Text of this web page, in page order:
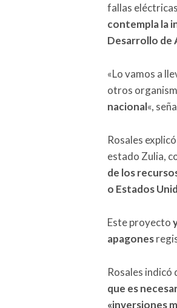
fallas
contempla la
Desarrollo de
«Lo vamos a
otros
nacional«,
Rosales
estado Zulia,
de los
o Estados
Este proyecto
apagones
Rosales
que es
«inversiones